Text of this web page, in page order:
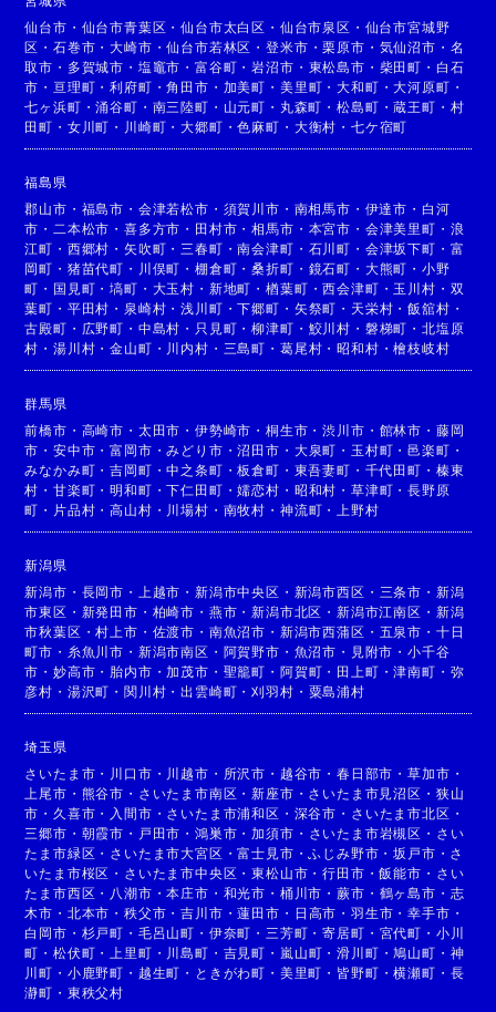
仙台市 ・ 仙台市青葉区 ・仙台市太白区 ・ 仙台市泉区 ・ 仙台市宮城野
区 ・石巻市 ・大崎市 ・仙台市若林区 ・登米市 ・栗原市 ・ 気仙沼市 ・ 名
取市 ・ 多賀城市 ・ 塩竈市 ・富谷町 ・岩沼市 ・ 東松島市 ・ 柴田町 ・ 白石
市 ・ 亘理町 ・利府町 ・角田市 ・ 加美町 ・ 美里町 ・大和町 ・大河原町 ・
七ヶ浜町 ・涌谷町 ・ 南三陸町 ・ 山元町 ・ 丸森町 ・松島町 ・蔵王町 ・ 村
田町 ・ 女川町 ・ 川崎町 ・大郷町 ・色麻町 ・ 大衡村 ・ 七ケ宿町
福島県
郡山市 ・ 福島市 ・ 会津若松市 ・ 須賀川市 ・ 南相馬市 ・ 伊達市 ・ 白河
市 ・ 二本松市 ・喜多方市 ・ 田村市 ・相馬市 ・ 本宮市 ・ 会津美里町 ・ 浪
江町 ・ 西郷村 ・矢吹町 ・ 三春町 ・南会津町 ・ 石川町 ・ 会津坂下町 ・ 富
岡町 ・ 猪苗代町 ・ 川俣町 ・棚倉町 ・桑折町 ・ 鏡石町 ・ 大熊町 ・ 小野
町 ・ 国見町 ・塙町 ・ 大玉村 ・ 新地町 ・楢葉町 ・西会津町 ・ 玉川村 ・ 双
葉町 ・ 平田村 ・ 泉崎村 ・浅川町 ・下郷町 ・ 矢祭町 ・ 天栄村 ・飯舘村 ・
古殿町 ・ 広野町 ・ 中島村 ・ 只見町 ・柳津町 ・ 鮫川村 ・ 磐梯町 ・ 北塩原
村 ・湯川村 ・金山町 ・ 川内村 ・ 三島町 ・ 葛尾村 ・昭和村 ・檜枝岐村
群馬県
前橋市 ・ 高崎市 ・ 太田市 ・伊勢崎市 ・桐生市 ・渋川市 ・ 館林市 ・ 藤岡
市 ・安中市 ・富岡市 ・みどり市 ・沼田市 ・ 大泉町 ・ 玉村町 ・邑楽町 ・
みなかみ町 ・吉岡町 ・中之条町 ・板倉町 ・ 東吾妻町 ・ 千代田町 ・ 榛東
村 ・甘楽町 ・明和町 ・下仁田町 ・嬬恋村 ・ 昭和村 ・ 草津町 ・長野原
町 ・ 片品村 ・高山村 ・ 川場村 ・ 南牧村 ・ 神流町 ・ 上野村
新潟県
新潟市 ・ 長岡市 ・ 上越市 ・新潟市中央区 ・ 新潟市西区 ・ 三条市 ・ 新潟
市東区 ・ 新発田市 ・ 柏崎市 ・ 燕市 ・新潟市北区 ・新潟市江南区 ・ 新潟
市秋葉区 ・村上市 ・ 佐渡市 ・ 南魚沼市 ・ 新潟市西蒲区 ・ 五泉市 ・ 十日
町市 ・ 糸魚川市 ・ 新潟市南区 ・ 阿賀野市 ・ 魚沼市 ・ 見附市 ・小千谷
市 ・妙高市 ・ 胎内市 ・加茂市 ・ 聖籠町 ・ 阿賀町 ・ 田上町 ・津南町 ・ 弥
彦村 ・ 湯沢町 ・関川村 ・出雲崎町 ・刈羽村 ・ 粟島浦村
埼玉県
さいたま市 ・ 川口市 ・ 川越市 ・ 所沢市 ・ 越谷市 ・春日部市 ・草加市 ・
上尾市 ・ 熊谷市 ・ さいたま市南区 ・新座市 ・ さいたま市見沼区 ・ 狭山
市 ・ 久喜市 ・ 入間市 ・ さいたま市浦和区 ・ 深谷市 ・ さいたま市北区 ・
三郷市 ・ 朝霞市 ・ 戸田市 ・鴻巣市 ・加須市 ・ さいたま市岩槻区 ・ さい
たま市緑区 ・ さいたま市大宮区 ・富士見市 ・ふじみ野市 ・坂戸市 ・ さ
いたま市桜区 ・ さいたま市中央区 ・東松山市 ・行田市 ・飯能市 ・ さい
たま市西区 ・ 八潮市 ・本庄市 ・ 和光市 ・ 桶川市 ・蕨市 ・ 鶴ヶ島市 ・ 志
木市 ・ 北本市 ・秩父市 ・吉川市 ・蓮田市 ・ 日高市 ・ 羽生市 ・幸手市 ・
白岡市 ・ 杉戸町 ・ 毛呂山町 ・ 伊奈町 ・ 三芳町 ・寄居町 ・ 宮代町 ・ 小川
町 ・松伏町 ・ 上里町 ・ 川島町 ・ 吉見町 ・ 嵐山町 ・滑川町 ・鳩山町 ・ 神
川町 ・ 小鹿野町 ・ 越生町 ・ ときがわ町 ・ 美里町 ・ 皆野町 ・横瀬町 ・ 長
瀞町 ・ 東秩父村